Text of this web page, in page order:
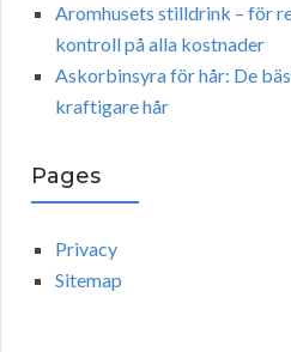
Aromhusets stilldrink – för
kontroll på alla kostnader
Askorbinsyra för hår: De
kraftigare hår
Pages
Privacy
Sitemap